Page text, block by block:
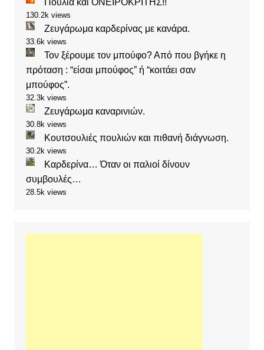
Πουλιά και ΟΝΕΙΡΟΚΡΙΤΗΣ!!
130.2k views
Ζευγάρωμα καρδερίνας με κανάρα.
33.6k views
Τον ξέρουμε τον μπούφο? Από που βγήκε η
πρόταση : “είσαι μπούφος” ή “κοιτάει σαν
μπούφος”.
32.3k views
Ζευγάρωμα καναρινιών.
30.8k views
Κουτσουλιές πουλιών και πιθανή διάγνωση.
30.2k views
Καρδερίνα… Όταν οι παλιοί δίνουν
συμβουλές…
28.5k views